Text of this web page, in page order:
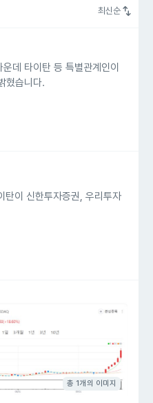
최신순 swap_vert
데 타이탄 등 특별관계인이
혔습니다.
이 신한투자증권, 우리투자
총 1개의 이미지